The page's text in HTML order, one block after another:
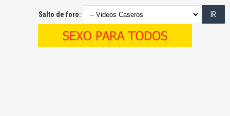
Salto de foro: